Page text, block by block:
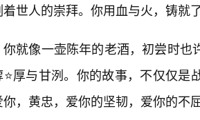
着世人的崇拜。你用血与火，铸就
你就像一壶陈年的老酒，初尝时也
⭐厚与甘洌。你的故事，不仅仅
你，黄忠，爱你的坚韧，爱你的